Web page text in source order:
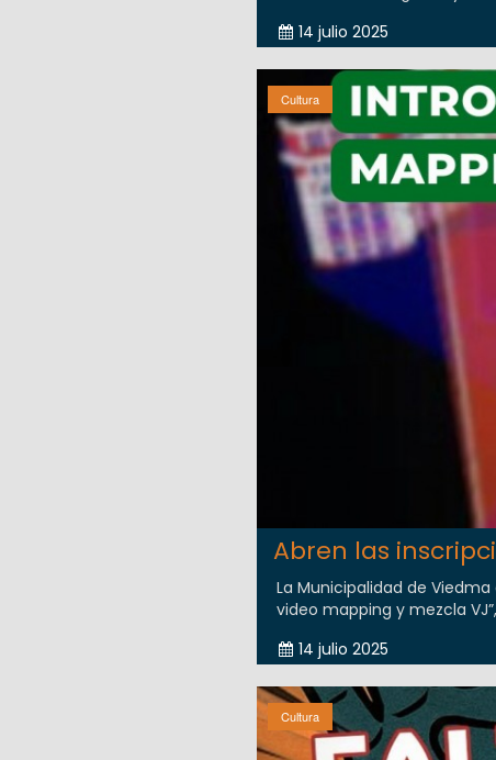
14 julio 2025
Cultura
Abren las
La Municipalidad de
video mapping y mezcla
14 julio 2025
Cultura